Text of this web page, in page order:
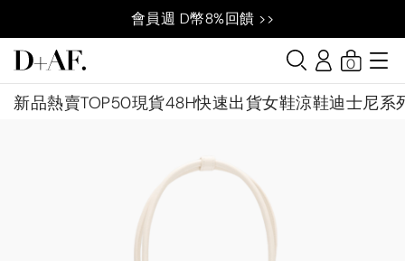
會員週 D幣8%回饋 >>
新品熱賣TOP50現貨48H快速出貨女鞋涼鞋迪士尼系
0